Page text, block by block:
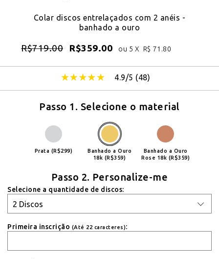
Colar discos entrelaçados com 2 anéis -
banhado a ouro
R$719.00 R$359.00 ou 5 X R$ 71.80
4.9/5 (48)
Passo 1. Selecione o material
Prata (R$299)
Banhado a Ouro
18k (R$359)
Banhado a Ouro
Rose 18k (R$359)
Passo 2. Personalize-me
Selecione a quantidade de discos:
Primeira inscrição (Até 22 caracteres):